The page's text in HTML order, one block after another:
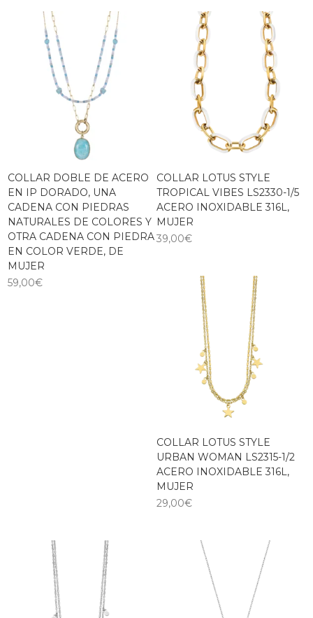
COLLAR DOBLE DE ACERO
EN IP DORADO, UNA
CADENA CON PIEDRAS
NATURALES DE COLORES Y
OTRA CADENA CON PIEDRA
EN COLOR VERDE, DE
MUJER
59,00€
COLLAR LOTUS STYLE
TROPICAL VIBES LS2330-1/5
ACERO INOXIDABLE 316L,
MUJER
39,00€
COLLAR LOTUS STYLE
URBAN WOMAN LS2315-1/2
ACERO INOXIDABLE 316L,
MUJER
29,00€